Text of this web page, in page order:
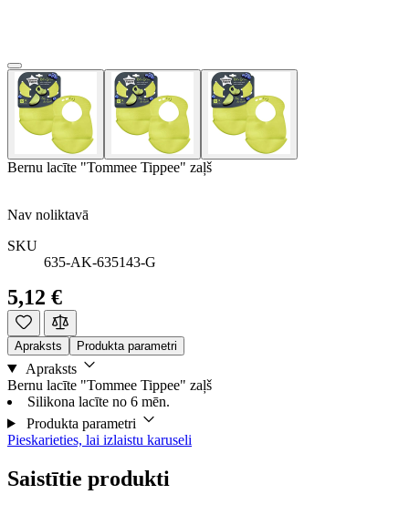
Bernu lacīte "Tommee Tippee" zaļš
Nav noliktavā
SKU
635-AK-635143-G
5,12 €
Apraksts Produkta parametri
Apraksts
Bernu lacīte "Tommee Tippee" zaļš
Silikona lacīte no 6 mēn.
Produkta parametri
Pieskarieties, lai izlaistu karuseli
Saistītie produkti